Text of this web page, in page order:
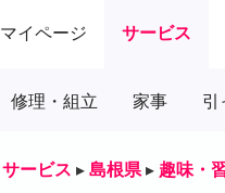
マイページ サービス
修理・組立 家事 引
サービス ▸ 島根県 ▸ 趣味・